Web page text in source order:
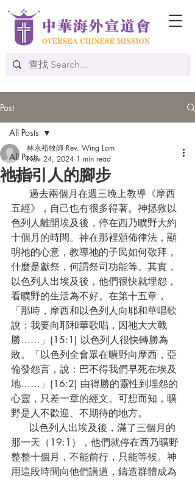
Post
All Posts
English
All Posts
祂指引人的腳步
林永裕牧師 Rev. Wing Lam
Nov 24, 2024 1 min read
五經》，自己也有很多得著。神拯救以
色列人離開埃及後，停在西乃曠野大約
十個月的時間。神在那裡頒佈律法，顯
明祂的心意，教導祂的子民如何敬拜，
什麼是獻祭，何謂祭司功能等。其實，
以色列人出埃及後，他們很快就埋怨，
看曠野的生活為不好。在第十五章，
「那時，摩西和以色列人向耶和華唱歌
說：我要向耶和華歌唱，因祂大大戰
勝……」(15:1) 以色列人很快轉勝為
敗。「以色列全會眾在曠野向摩西，亞
倫發怨言，說：巴不得我們早死在埃及
地……」(16:2) 由得勝的靈性到埋怨的
心靈，只差一章的經文。可想而知，曠
野是人不歡迎、不期待的地方。
那一天（19:1），他們就停在西乃曠野
整整十個月，不能前行，只能等候。神
用這段時間向他們講道，鑄造群體成為